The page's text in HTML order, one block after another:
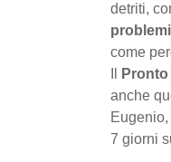
detriti,
come
anche
7 giorni